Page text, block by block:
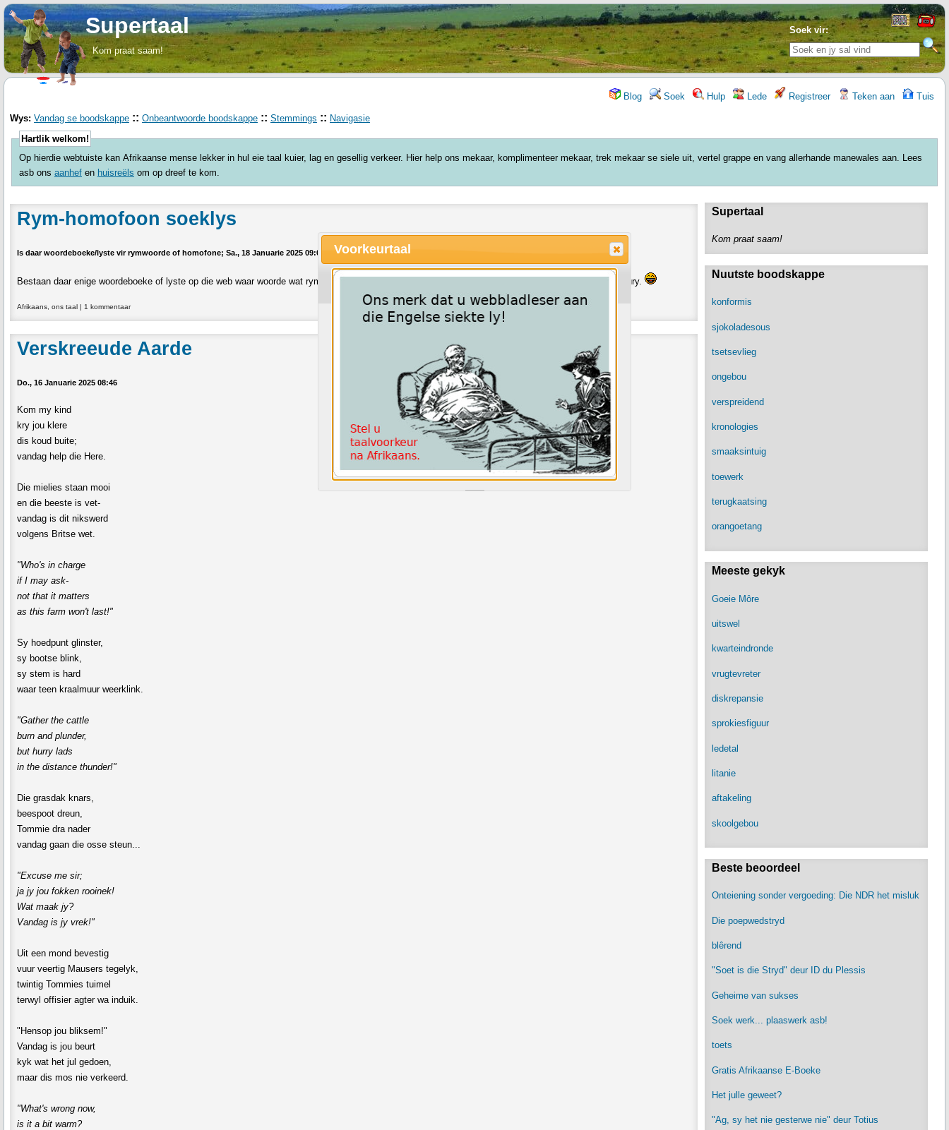
Soek vir:
Supertaal
Kom praat saam!
Blog Soek Hulp Lede Registreer Teken aan Tuis
Wys: Vandag se boodskappe :: Onbeantwoorde boodskappe :: Stemmings :: Navigasie
Hartlik welkom!
Op hierdie webtuiste kan Afrikaanse mense lekker in hul eie taal kuier, lag en gesellig verkeer. Hier help ons mekaar, komplimenteer mekaar, trek mekaar se siele uit, vertel grappe en vang allerhande manewales aan. Lees
asb ons aanhef en huisreëls om op dreef te kom.
Rym-homofoon soeklys
Is daar woordeboeke/lyste vir rymwoorde of homofone; Sa., 18 Januarie 2025 09:00
Bestaan daar enige woordeboeke of lyste op die web waar woorde wat rym of homofone gesoek kan word? Ek soek na woorde wat rym met Malmesbury.
Afrikaans, ons taal | 1 kommentaar
Verskreeude Aarde
Do., 16 Januarie 2025 08:46
Kom my kind
kry jou klere
dis koud buite;
vandag help die Here.
Die mielies staan mooi
en die beeste is vet-
vandag is dit nikswerd
volgens Britse wet.
"Who's in charge
if I may ask-
not that it matters
as this farm won't last!"
Sy hoedpunt glinster,
sy bootse blink,
sy stem is hard
waar teen kraalmuur weerklink.
"Gather the cattle
burn and plunder,
but hurry lads
in the distance thunder!"
Die grasdak knars,
beespoot dreun,
Tommie dra nader
vandag gaan die osse steun...
"Excuse me sir;
ja jy jou fokken rooinek!
Wat maak jy?
Vandag is jy vrek!"
Uit een mond bevestig
vuur veertig Mausers tegelyk,
twintig Tommies tuimel
terwyl offisier agter wa induik.
"Hensop jou bliksem!"
Vandag is jou beurt
kyk wat het jul gedoen,
maar dis mos nie verkeerd.
"What's wrong now,
is it a bit warm?
Supertaal
Kom praat saam!
Nuutste boodskappe
konformis
sjokoladesous
tsetsevlieg
ongebou
verspreidend
kronologies
smaaksintuig
toewerk
terugkaatsing
orangoetang
Meeste gekyk
Goeie Môre
uitswel
kwarteindronde
vrugtevreter
diskrepansie
sprokiesfiguur
ledetal
litanie
aftakeling
skoolgebou
Beste beoordeel
Onteiening sonder vergoeding: Die NDR het misluk
Die poepwedstryd
blêrend
"Soet is die Stryd" deur ID du Plessis
Geheime van sukses
Soek werk... plaaswerk asb!
toets
Gratis Afrikaanse E-Boeke
Het julle geweet?
"Ag, sy het nie gesterwe nie" deur Totius
Voorkeurtaal